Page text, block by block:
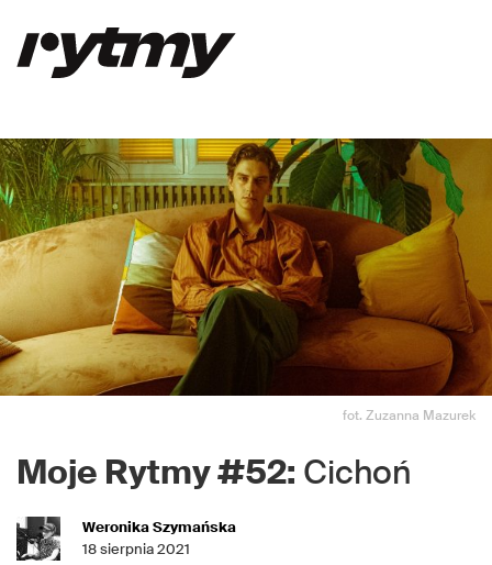
fot. Zuzanna Mazurek
Moje Rytmy #52: Cichoń
Weronika Szymańska
18 sierpnia 2021